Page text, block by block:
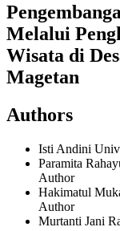
Melalui
Wisata di
Magetan
Authors
Isti Andini
Paramita
Author
Hakimatul
Author
Murtanti Jani